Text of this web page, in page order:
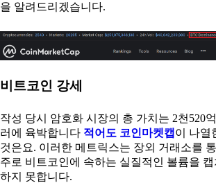
을 알려드리겠습니다.
비트코인 강세
작성 당시 암호화 시장의 총 가치는 2천520
러에 육박합니다 적어도 코인마켓캡 이 나열
것은요. 이러한 메트릭스는 장외 거래소를
주로 비트코인에 속하는 실질적인 볼륨을 캡
하지 못합니다.